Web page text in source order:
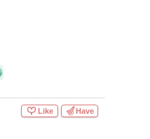
Like Have